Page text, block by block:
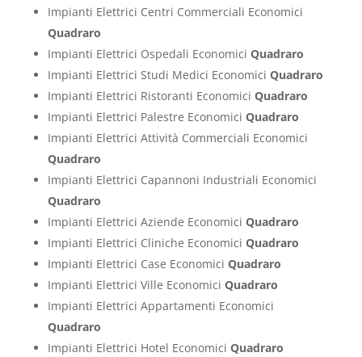
Impianti Elettrici Centri Commerciali Economici
Quadraro
Impianti Elettrici Ospedali Economici Quadraro
Impianti Elettrici Studi Medici Economici Quadraro
Impianti Elettrici Ristoranti Economici Quadraro
Impianti Elettrici Palestre Economici Quadraro
Impianti Elettrici Attività Commerciali Economici
Quadraro
Impianti Elettrici Capannoni Industriali Economici
Quadraro
Impianti Elettrici Aziende Economici Quadraro
Impianti Elettrici Cliniche Economici Quadraro
Impianti Elettrici Case Economici Quadraro
Impianti Elettrici Ville Economici Quadraro
Impianti Elettrici Appartamenti Economici
Quadraro
Impianti Elettrici Hotel Economici Quadraro